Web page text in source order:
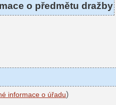
o předmětu dražby
informace o úřadu)